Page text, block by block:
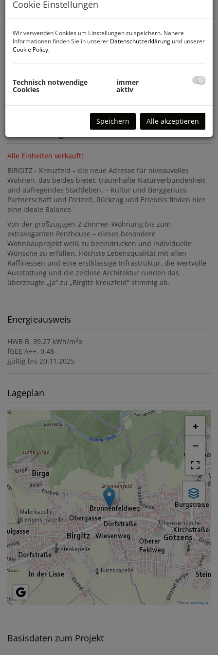
Alle Einheiten verkauft!
BIRGITZ - Kreuzfeld – die neue Adresse für niveauvolles
Wohnen, das beides bietet: traumhafte Naturverbundenheit
und aufregendes Stadtleben. – Kultur und Berggenuss,
Partnerschaft und Freizeit, Rückzug und Erlebnis finden hier
eine ideale Balance.
Von der großzügigen 2-Zimmer-Wohnung bis zum
extravaganten Penthouse – dieses besondere
Wohnbauprojekt weiß zu beeindrucken und individuelle
Wünsche zu erfüllen. Höchste Lebensqualität mit allen
Raffinessen und eine erstklassige Infrastruktur, die wertvolle
Ausstattung und die zeitlose Architektur runden das
überzeugte „Ja“ zu „Birgitz Kreuzfeld“ stimmig ab.
Energieausweis
HWB B, 39.27 kWh/m2a
fGEE A++, 0,48
gültig bis 20.11.2025
Lageplan
+
−
Tiles ©basemap.at
Basisdaten zum Projekt
Cookie Einstellungen
Wir verwenden Cookies um Einstellungen zu speichern. Nähere
Informationen finden Sie in unserer Datenschutzerklärung und unserer
Cookie Policy.
Technisch notwendige
Cookies
immer
aktiv
Speichern Alle akzeptieren